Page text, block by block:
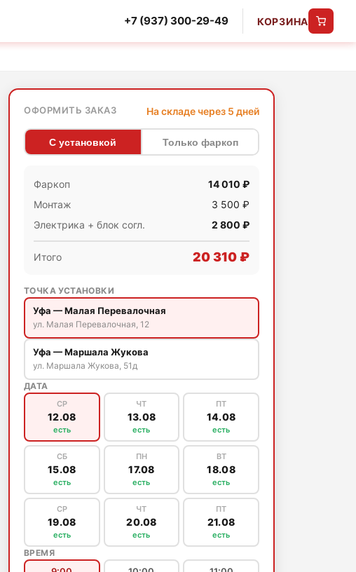
+7 (937) 300-29-49 КОРЗИНА
ОФОРМИТЬ ЗАКАЗ На складе через 5 дней
С установкой Только фаркоп
Фаркоп
14 010 ₽
Монтаж
3 500 ₽
Электрика + блок согл.
2 800 ₽
Итого 20 310 ₽
ТОЧКА УСТАНОВКИ
Уфа — Малая Перевалочная
ул. Малая Перевалочная, 12
Уфа — Маршала Жукова
ул. Маршала Жукова, 51д
ДАТА
СР
12.08
есть
ЧТ
13.08
есть
ПТ
14.08
есть
СБ
15.08
есть
ПН
17.08
есть
ВТ
18.08
есть
СР
19.08
есть
ЧТ
20.08
есть
ПТ
21.08
есть
ВРЕМЯ